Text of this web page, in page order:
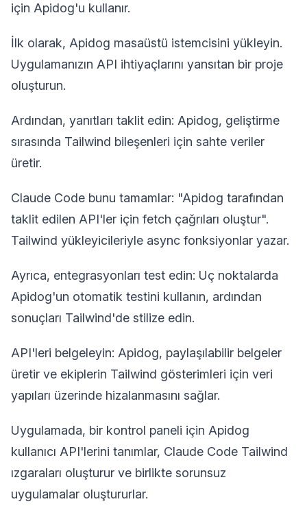
için Apidog'u kullanır.
İlk olarak, Apidog masaüstü istemcisini yükleyin.
Uygulamanızın API ihtiyaçlarını yansıtan bir proje
oluşturun.
Ardından, yanıtları taklit edin: Apidog, geliştirme
sırasında Tailwind bileşenleri için sahte veriler
üretir.
Claude Code bunu tamamlar: "Apidog tarafından
taklit edilen API'ler için fetch çağrıları oluştur".
Tailwind yükleyicileriyle async fonksiyonlar yazar.
Ayrıca, entegrasyonları test edin: Uç noktalarda
Apidog'un otomatik testini kullanın, ardından
sonuçları Tailwind'de stilize edin.
API'leri belgeleyin: Apidog, paylaşılabilir belgeler
üretir ve ekiplerin Tailwind gösterimleri için veri
yapıları üzerinde hizalanmasını sağlar.
Uygulamada, bir kontrol paneli için Apidog
kullanıcı API'lerini tanımlar, Claude Code Tailwind
ızgaraları oluşturur ve birlikte sorunsuz
uygulamalar oluştururlar.